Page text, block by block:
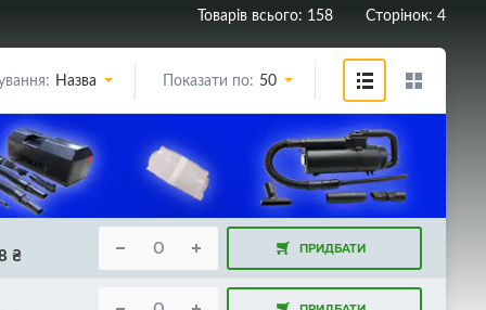
Товарів всього: 158 Сторінок: 4
Назва Показати по: 50
₴ ПРИДБАТИ